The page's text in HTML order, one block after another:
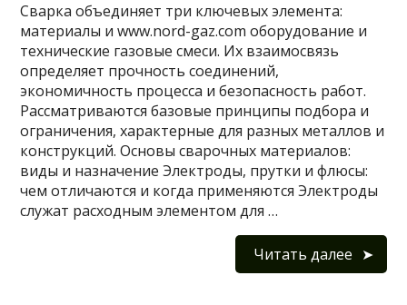
Сварка объединяет три ключевых элемента:
материалы и www.nord-gaz.com оборудование и
технические газовые смеси. Их взаимосвязь
определяет прочность соединений,
экономичность процесса и безопасность работ.
Рассматриваются базовые принципы подбора и
ограничения, характерные для разных металлов и
конструкций. Основы сварочных материалов:
виды и назначение Электроды, прутки и флюсы:
чем отличаются и когда применяются Электроды
служат расходным элементом для …
Читать далее